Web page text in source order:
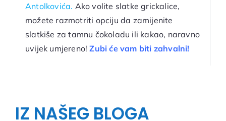
Antolkovića. Ako volite slatke grickalice,
možete razmotriti opciju da zamijenite
slatkiše za tamnu čokoladu ili kakao, naravno
uvijek umjereno! Zubi će vam biti zahvalni!
IZ NAŠEG BLOGA